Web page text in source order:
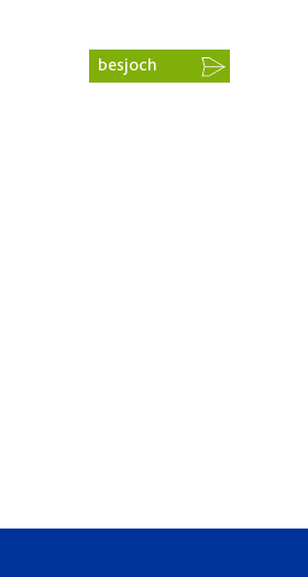
besjoch